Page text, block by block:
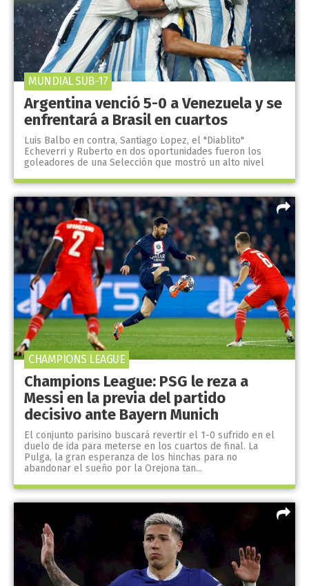
Argentina venció 5-0 a Venezuela y se
enfrentará a Brasil en cuartos
Luis Balbo en contra, Santiago Lopez, el "Diablito"
Echeverri y Ruberto en dos oportunidades fueron los
goleadores de una Selección que mostró un alto nivel
MUNDIAL SUB-17
Champions League: PSG le reza a
Messi en la previa del partido
decisivo ante Bayern Munich
El conjunto parisino buscará revertir el 1-0 sufrido en el
duelo de ida para meterse en los cuartos de final. La
Pulga, la gran esperanza de los hinchas para no
abandonar el sueño por la Orejona tan...
CHAMPIONS LEAGUE